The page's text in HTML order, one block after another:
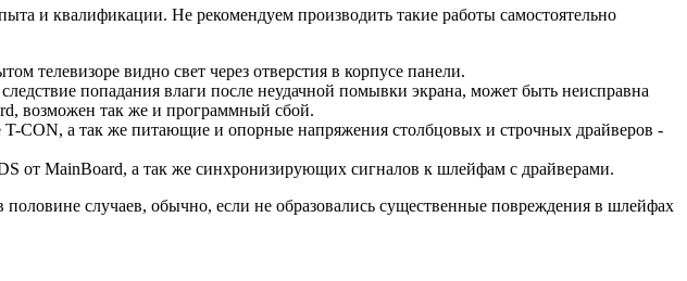
и квалификации. Не рекомендуем производить такие работы самостоятельно
телевизоре видно свет через отверстия в корпусе панели.
попадания влаги после неудачной помывки экрана, может быть неисправна
возможен так же и программный сбой.
CON, а так же питающие и опорные напряжения столбцовых и строчных драйверов -
от MainBoard, а так же синхронизирующих сигналов к шлейфам с драйверами.
случаев, обычно, если не образовались существенные повреждения в шлейфах